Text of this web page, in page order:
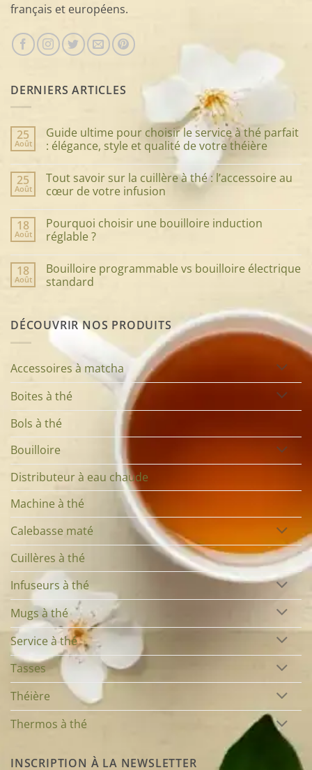
français et européens.
DERNIERS ARTICLES
25
Août
Guide ultime pour choisir le service à thé parfait
: élégance, style et qualité de votre théière
sur
Guide
ultime
le
service
à
élégance,
style
votre
théière
25
Août
Tout savoir sur la cuillère à thé : l’accessoire au
cœur de votre infusion
sur
Tout
savoir
cuillère
à
thé
cœur
de
votre
infusion
18
Août
Pourquoi choisir une bouilloire induction
réglable ?
sur
Pourquoi
choisir
induction
réglable
?
18
Août
Bouilloire programmable vs bouilloire électrique
standard
Bouilloire
programmable
vs
bouilloire
standard
DÉCOUVRIR NOS PRODUITS
Accessoires à matcha
Boites à thé
Bols à thé
Bouilloire
Distributeur à eau chaude
Machine à thé
Calebasse maté
Cuillères à thé
Infuseurs à thé
Mugs à thé
Service à thé
Tasses
Théière
Thermos à thé
INSCRIPTION À LA NEWSLETTER